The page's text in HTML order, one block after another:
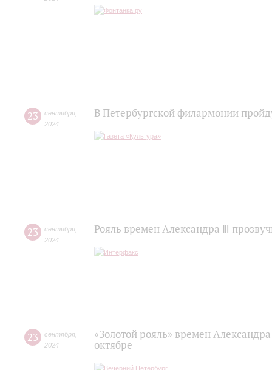
23 сентября
2024
В Петербургской филармонии
23 сентября
2024
Рояль времен Александра Ⅲ
23 сентября
2024
«Золотой рояль» времен
октябре